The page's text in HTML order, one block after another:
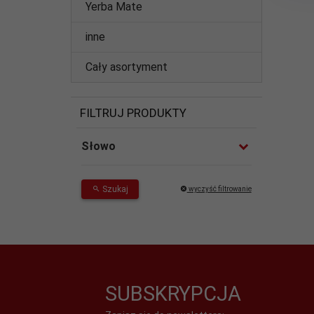
Yerba Mate
inne
Cały asortyment
FILTRUJ PRODUKTY
Słowo
Szukaj wyczyść filtrowanie
SUBSKRYPCJA